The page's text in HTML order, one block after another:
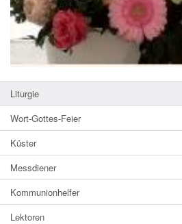
Liturgie
Wort-Gottes-Feier
Küster
Messdiener
Kommunionhelfer
Lektoren